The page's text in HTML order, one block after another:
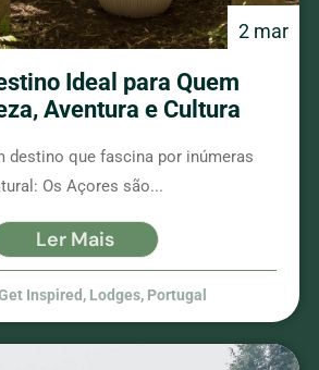
2 mar
Ideal para Quem
Aventura e Cultura
destino que fascina por inúmeras
Os Açores são...
Ler Mais
Inspired , Lodges, Portugal